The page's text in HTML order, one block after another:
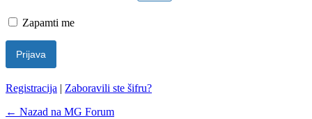
Zapamti me
Registracija | Zaboravili ste šifru?
← Nazad na MG Forum